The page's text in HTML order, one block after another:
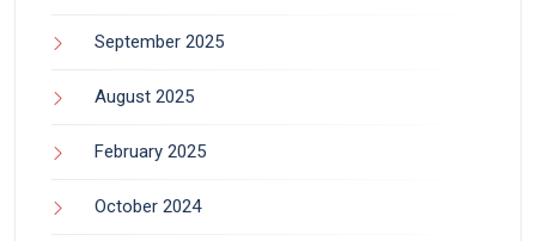
September 2025
August 2025
February 2025
October 2024